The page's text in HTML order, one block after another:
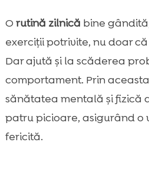
O rutină zilnică bine
exerciții potrivite, nu doar
Dar ajută și la scăderea
comportament. Prin
sănătatea mentală și fizică
patru picioare, asigurând o
fericită.